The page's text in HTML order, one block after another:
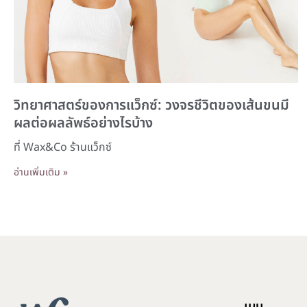
วิทยาศาสตร์ของการแว็กซ์: วงจรชีวิตของเส้นขนมี
ผลต่อผลลัพธ์อย่างไรบ้าง
ที่ Wax&Co ร้านแว็กซ์
อ่านเพิ่มเติม »